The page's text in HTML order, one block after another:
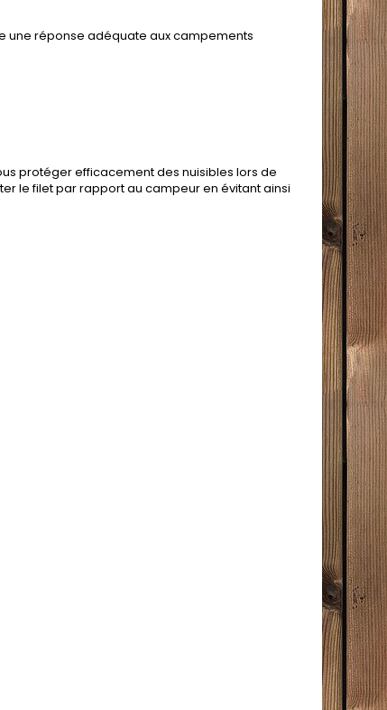
une réponse adéquate aux campements
protéger efficacement des nuisibles lors de
le filet par rapport au campeur en évitant ainsi